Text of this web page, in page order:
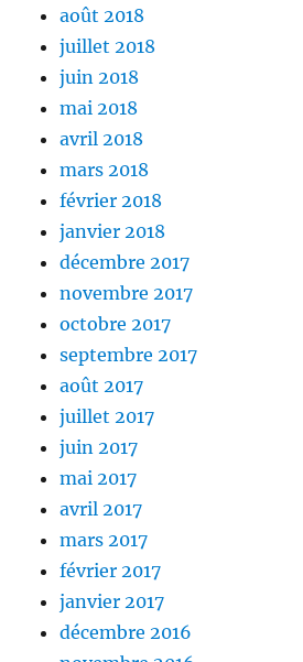
août 2018
juillet 2018
juin 2018
mai 2018
avril 2018
mars 2018
février 2018
janvier 2018
décembre 2017
novembre 2017
octobre 2017
septembre 2017
août 2017
juillet 2017
juin 2017
mai 2017
avril 2017
mars 2017
février 2017
janvier 2017
décembre 2016